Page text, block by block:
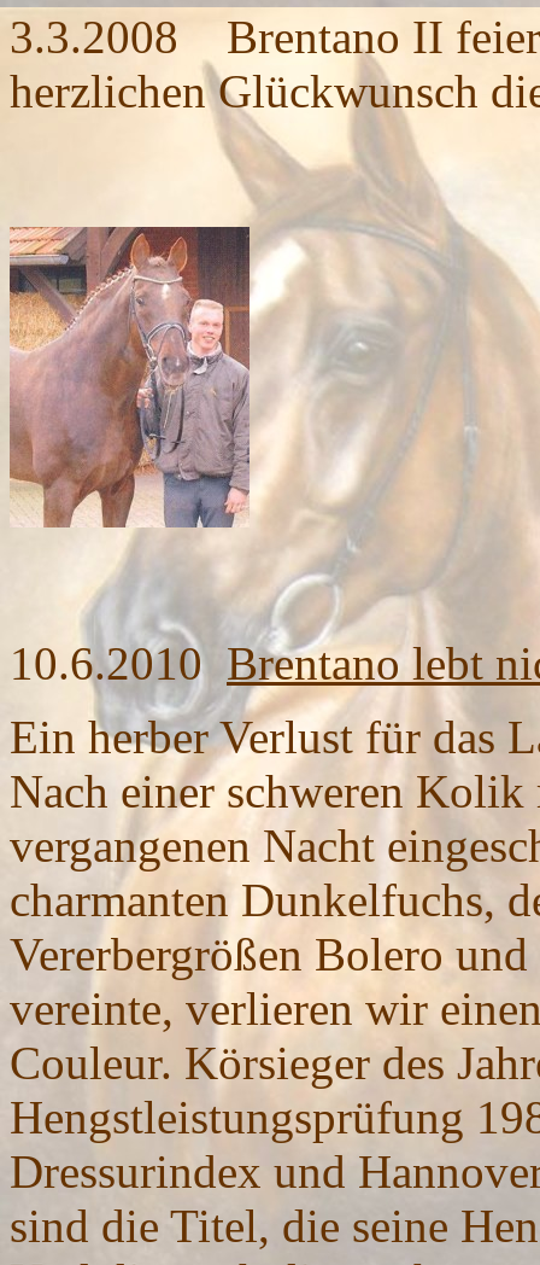
3.3.2008 Brentano II
herzlichen Glückwunsch
10.6.2010 Brentano lebt
Ein herber Verlust für das
Nach einer schweren
vergangenen Nacht
charmanten Dunkelfuchs,
Vererbergrößen Bolero
vereinte, verlieren wir
Couleur. Körsieger des
Hengstleistungsprüfung
Dressurindex und
sind die Titel, die seine